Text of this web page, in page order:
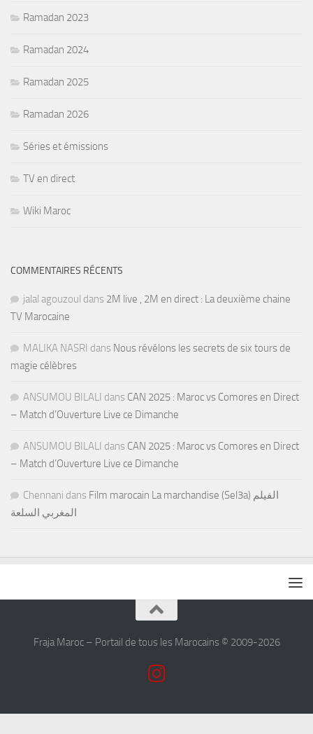
Ramadan 2023
Ramadan 2024
Ramadan 2025
Ramadan 2026
Séries et émissions
TV en direct
Wiki Maroc
COMMENTAIRES RÉCENTS
jalal agouzoul dans 2M live , 2M en direct : La deuxième chaine
TV Marocaine
MALIKA NASRI dans Nous révélons les secrets de six tours de
magie célèbres
ANSUMOU BILALI dans CAN 2025 : Maroc vs Comores en Direct
– Match d’Ouverture Live ce Dimanche
ANSUMOU BILALI dans CAN 2025 : Maroc vs Comores en Direct
– Match d’Ouverture Live ce Dimanche
Chennani dans Film marocain La marchandise (Sel3a) الفيلم
المغربي السلعة
Fraja Maroc – Portail de tous les Marocains © 2009-2026